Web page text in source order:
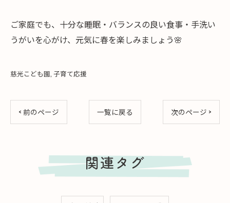
ご家庭でも、十分な睡眠・バランスの良い食事・手洗い
うがいを心がけ、元気に春を楽しみましょう🌸
慈光こども園 子育て応援
< 前のページ 一覧に戻る 次のページ >
関連タグ